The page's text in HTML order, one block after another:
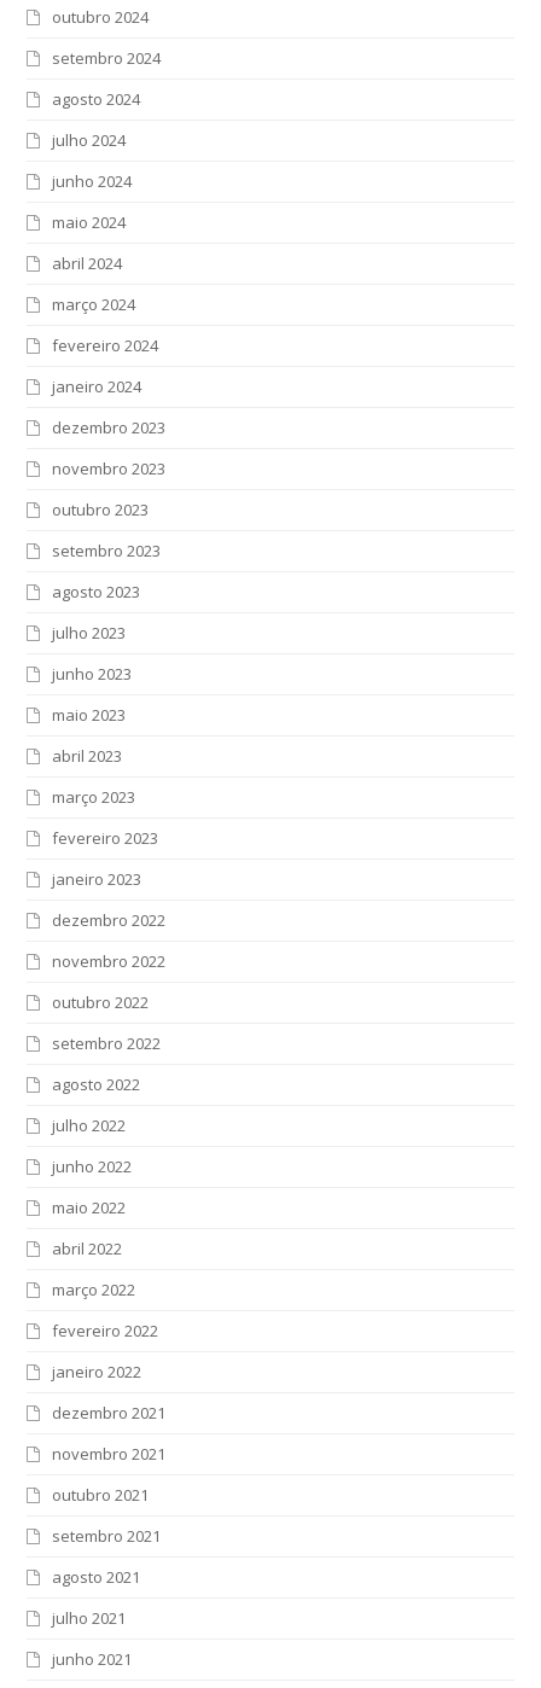
outubro 2024
setembro 2024
agosto 2024
julho 2024
junho 2024
maio 2024
abril 2024
março 2024
fevereiro 2024
janeiro 2024
dezembro 2023
novembro 2023
outubro 2023
setembro 2023
agosto 2023
julho 2023
junho 2023
maio 2023
abril 2023
março 2023
fevereiro 2023
janeiro 2023
dezembro 2022
novembro 2022
outubro 2022
setembro 2022
agosto 2022
julho 2022
junho 2022
maio 2022
abril 2022
março 2022
fevereiro 2022
janeiro 2022
dezembro 2021
novembro 2021
outubro 2021
setembro 2021
agosto 2021
julho 2021
junho 2021